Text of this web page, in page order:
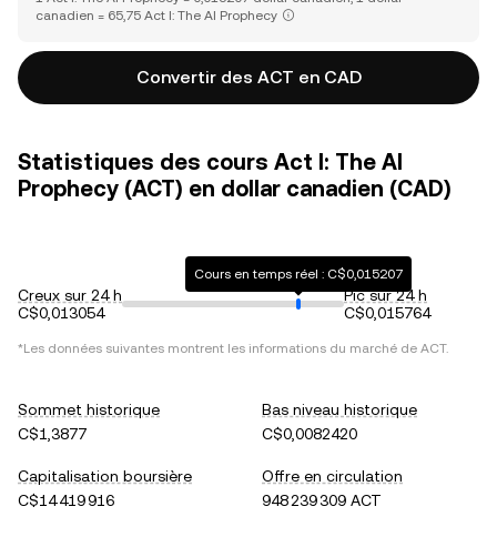
canadien = 65,75 Act I: The AI Prophecy
Convertir des ACT en CAD
Statistiques des cours Act I: The AI
Prophecy (ACT) en dollar canadien (CAD)
Creux sur 24 h
C$0,013054
Cours en temps réel : C$0,015207
Pic sur 24 h
C$0,015764
*Les données suivantes montrent les informations du marché de ACT.
Sommet historique
C$1,3877
Bas niveau historique
C$0,0082420
Capitalisation boursière
C$14 419 916
Offre en circulation
948 239 309 ACT